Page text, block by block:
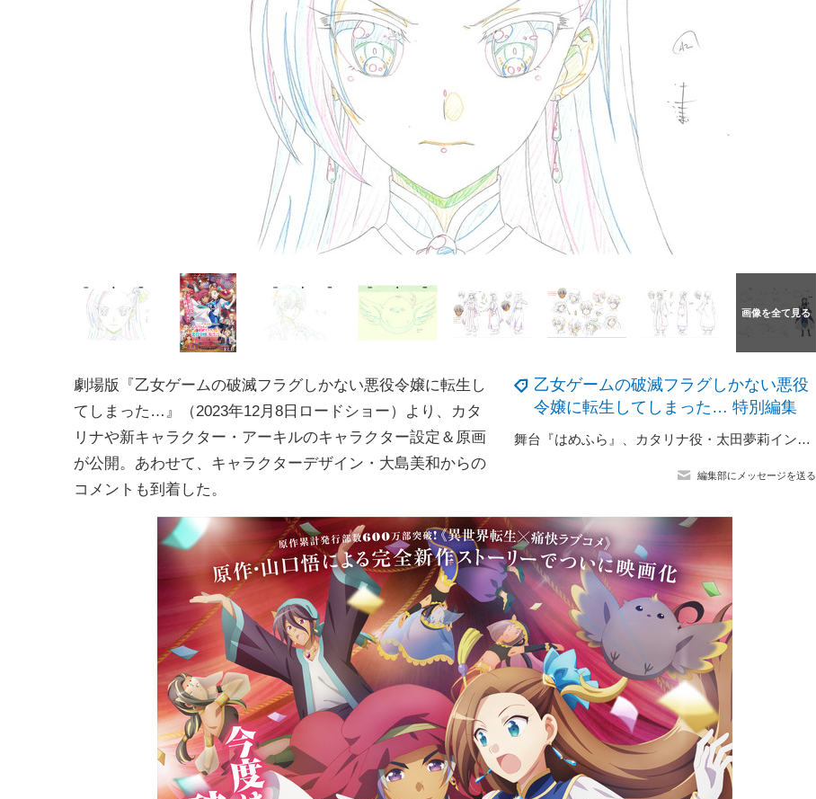
乙女ゲームの破滅フラグしかない悪役
令嬢に転生してしまった… 特別編集
舞台『はめふら』、カタリナ役・太田夢莉インタビュー「内田真礼さんの芝居と違ってはいけないと意識しまくっていた」
編集部にメッセージを送る
劇場版『乙女ゲームの破滅フラグしかない悪役令嬢に転生し
てしまった…』（2023年12月8日ロードショー）より、カタ
リナや新キャラクター・アーキルのキャラクター設定＆原画
が公開。あわせて、キャラクターデザイン・大島美和からの
コメントも到着した。